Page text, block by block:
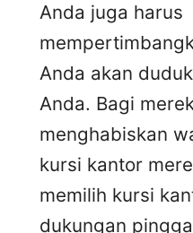
Anda juga harus
Anda akan
Anda. Bagi
menghabiskan
kursi kantor
memilih kursi
dukungan